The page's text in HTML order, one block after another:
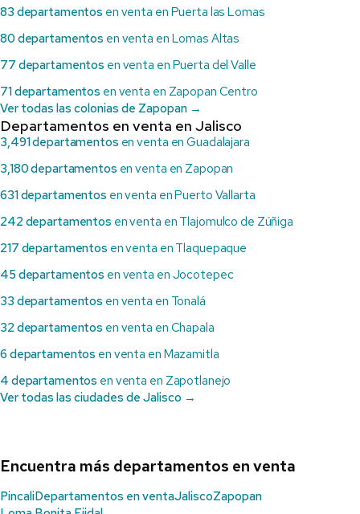
83 departamentos en venta en Puerta las Lomas
80 departamentos en venta en Lomas Altas
77 departamentos en venta en Puerta del Valle
71 departamentos en venta en Zapopan Centro
Ver todas las colonias de Zapopan →
Departamentos en venta en Jalisco
3,491 departamentos en venta en Guadalajara
3,180 departamentos en venta en Zapopan
631 departamentos en venta en Puerto Vallarta
242 departamentos en venta en Tlajomulco de Zúñiga
217 departamentos en venta en Tlaquepaque
45 departamentos en venta en Jocotepec
33 departamentos en venta en Tonalá
32 departamentos en venta en Chapala
6 departamentos en venta en Mazamitla
4 departamentos en venta en Zapotlanejo
Ver todas las ciudades de Jalisco →
Encuentra más departamentos en venta
PincaliDepartamentos en ventaJaliscoZapopan